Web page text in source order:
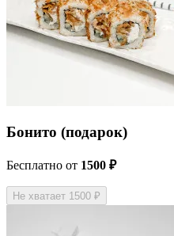
Бонито (подарок)
Бесплатно от 1500 ₽
Не хватает 1500 ₽